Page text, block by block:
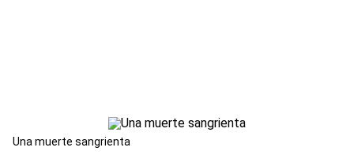
Una muerte sangrienta